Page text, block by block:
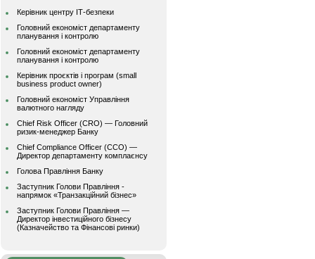
Керівник центру ІТ-безпеки
Головний економіст департаменту
планування і контролю
Головний економіст департаменту
планування і контролю
Керівник проєктів і програм (small
business product owner)
Головний економіст Управління
валютного нагляду
Chief Risk Officer (CRO) — Головний
ризик-менеджер Банку
Chief Compliance Officer (CCO) —
Директор департаменту комплаєнсу
Голова Правління Банку
Заступник Голови Правління -
напрямок «Транзакційний бізнес»
Заступник Голови Правління —
Директор інвестиційного бізнесу
(Казначейство та Фінансові ринки)